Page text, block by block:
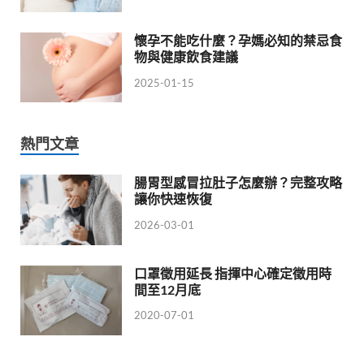
懷孕不能吃什麼？孕媽必知的禁忌食
物與健康飲食建議
2025-01-15
熱門文章
腸胃型感冒拉肚子怎麼辦？完整攻略
讓你快速恢復
2026-03-01
口罩徵用延長 指揮中心確定徵用時
間至12月底
2020-07-01